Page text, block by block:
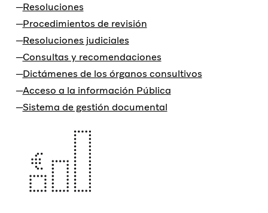
Resoluciones
Procedimientos de revisión
Resoluciones judiciales
Consultas y recomendaciones
Dictámenes de los órganos consultivos
Acceso a la información Pública
Sistema de gestión documental